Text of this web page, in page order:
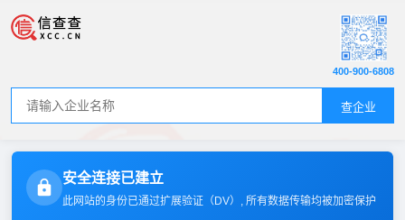
查企业
400-900-6808
安全连接已建立
此网站的身份已通过扩展验证（DV）, 所有数据传输均被加密保护